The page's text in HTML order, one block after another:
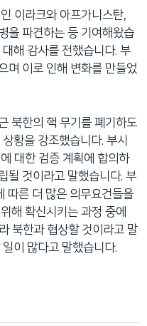
이라크와 아프가니스탄,
을 파견하는 등 기여해왔습
해 감사를 전했습니다. 부
며 이로 인해 변화를 만들었
북한의 핵 무기를 폐기하도
황을 강조했습니다. 부시
대한 검증 계획에 합의하
될 것이라고 말했습니다. 부
따른 더 많은 의무요건들을
해 확신시키는 과정 중에
북한과 협상할 것이라고 말
이 많다고 말했습니다.